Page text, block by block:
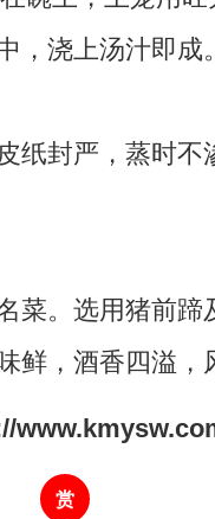
，浇上汤汁即成
封严，蒸时不
。选用猪前蹄
鲜，酒香四溢，
赏